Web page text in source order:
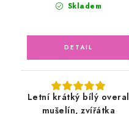
Skladem
Letní krátký bílý overal
mušelín, zvířátka